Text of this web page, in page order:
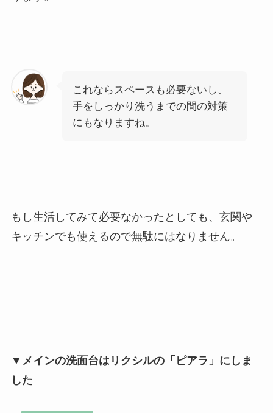
これならスペースも必要ないし、
手をしっかり洗うまでの間の対策
にもなりますね。
もし生活してみて必要なかったとしても、玄関や
キッチンでも使えるので無駄にはなりません。
▼メインの洗面台はリクシルの「ピアラ」にしま
した